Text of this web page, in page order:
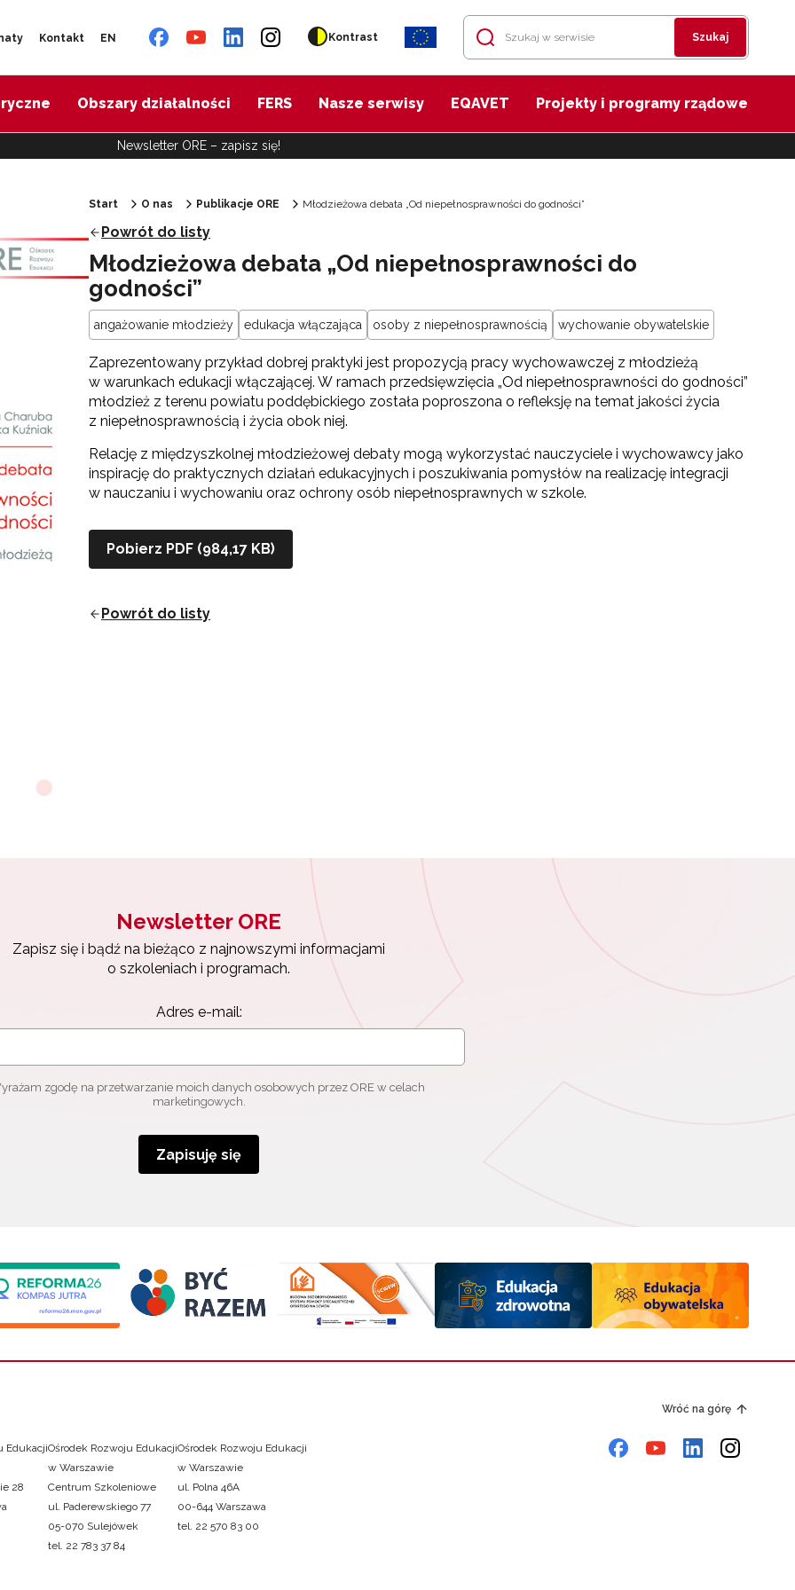
Kontakt EN Kontrast Szukaj
Obszary działalności FERS Nasze serwisy EQAVET Projekty i programy rządowe
Newsletter ORE – zapisz się!
Start O nas Publikacje ORE Młodzieżowa debata „Od niepełnosprawności do godności”
Powrót do listy
Młodzieżowa debata „Od niepełnosprawności do
godności”
angażowanie młodzieży edukacja włączająca osoby z niepełnosprawnością wychowanie obywatelskie
Zaprezentowany przykład dobrej praktyki jest propozycją pracy wychowawczej z młodzieżą
w warunkach edukacji włączającej. W ramach przedsięwzięcia „Od niepełnosprawności do godności”
młodzież z terenu powiatu poddębickiego została poproszona o refleksję na temat jakości życia
z niepełnosprawnością i życia obok niej.
Relację z międzyszkolnej młodzieżowej debaty mogą wykorzystać nauczyciele i wychowawcy jako
inspirację do praktycznych działań edukacyjnych i poszukiwania pomysłów na realizację integracji
w nauczaniu i wychowaniu oraz ochrony osób niepełnosprawnych w szkole.
Pobierz PDF (984,17 KB)
Powrót do listy
Newsletter ORE
Zapisz się i bądź na bieżąco z najnowszymi informacjami
o szkoleniach i programach.
Adres e-mail:
zgodę na przetwarzanie moich danych osobowych przez ORE w celach
marketingowych.
Zapisuję się
Wróć na górę
Edukacji
28
Ośrodek Rozwoju Edukacji
w Warszawie
Centrum Szkoleniowe
ul. Paderewskiego 77
05-070 Sulejówek
tel. 22 783 37 84
Ośrodek Rozwoju Edukacji
w Warszawie
ul. Polna 46A
00-644 Warszawa
tel. 22 570 83 00